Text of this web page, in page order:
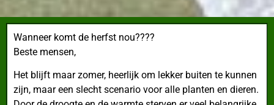
Wanneer komt de herfst nou????
Beste mensen,
Het blijft maar zomer, heerlijk om lekker buiten te kunnen
zijn, maar een slecht scenario voor alle planten en dieren.